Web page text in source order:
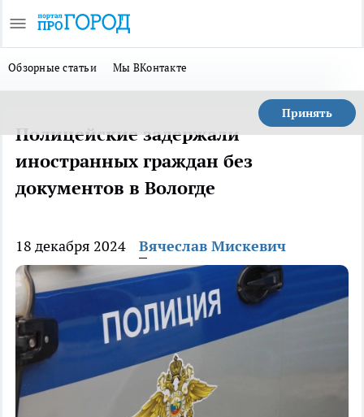
Обзорные статьи Мы ВКонтакте
Принять
Полицейские задержали
иностранных граждан без
документов в Вологде
18 декабря 2024 Вячеслав Мискевич